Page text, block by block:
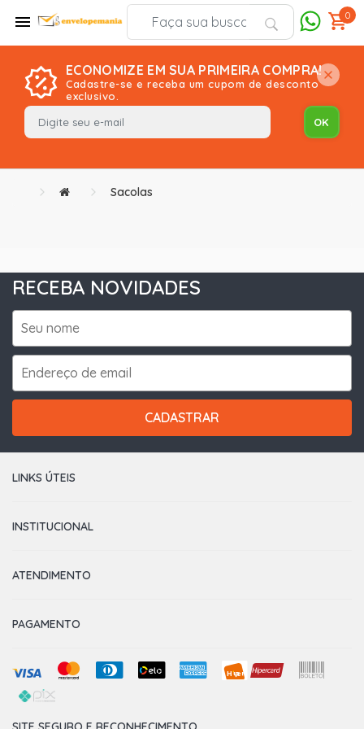
0
ECONOMIZE EM SUA PRIMEIRA COMPRA!
Cadastre-se e receba um cupom de desconto
exclusivo.
Sacolas
RECEBA NOVIDADES
CADASTRAR
LINKS ÚTEIS
INSTITUCIONAL
ATENDIMENTO
PAGAMENTO